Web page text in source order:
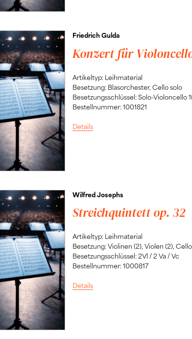
Friedrich Gulda
Konzert für
Artikeltyp: Leihmaterial
Besetzung: Blasorchester, Cello solo
Besetzungsschlüssel: Solo-Violoncello
Bestellnummer: 1001821
Details
Wilfred Josephs
Streichquintett op. 32
Artikeltyp: Leihmaterial
Besetzung: Violinen (2), Violen (2), Cello
Besetzungsschlüssel: 2Vl / 2 Va / Vc
Bestellnummer: 1000817
Details